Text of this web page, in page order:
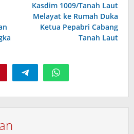
Kasdim 1009/Tanah Laut
Melayat ke Rumah Duka
Ketua Pepabri Cabang
Tanah Laut